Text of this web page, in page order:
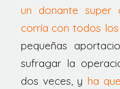
un donante
corría con todos
pequeñas
sufragar la
dos veces, y ha